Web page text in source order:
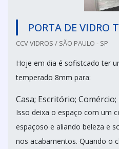
PORTA DE VIDRO
CCV VIDROS / SÃO PAULO - SP
Hoje em dia é sofistcado ter
temperado 8mm para:
Casa; Escritório;
Isso deixa o espaço com um
espaçoso e aliando beleza e
nos acabamentos. Quando o